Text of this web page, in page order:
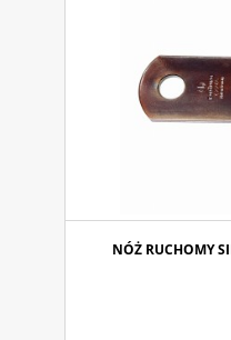
NÓŻ RUCHOMY